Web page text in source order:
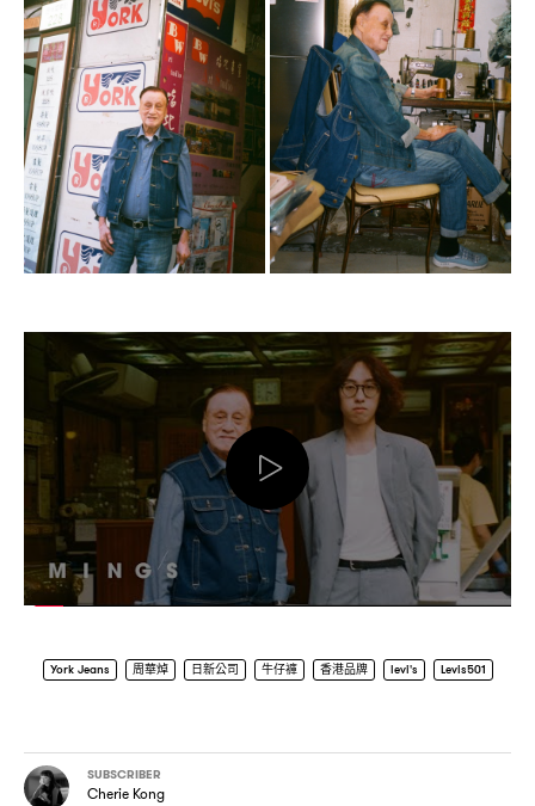
York Jeans 周華焯 日新公司 牛仔褲 香港品牌 levi's Levis501
SUBSCRIBER
Cherie Kong